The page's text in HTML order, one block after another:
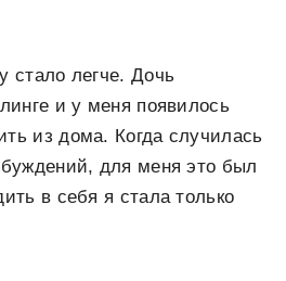
стало легче. Дочь
и у меня появилось
из дома. Когда случилась
для меня это был
в себя я стала только